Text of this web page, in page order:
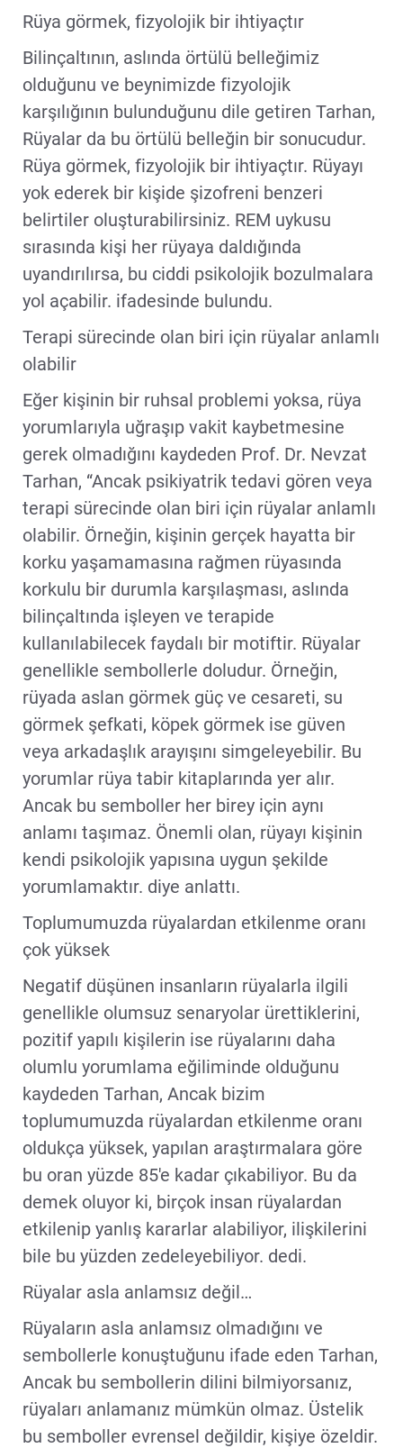
Rüya görmek, fizyolojik bir ihtiyaçtır
Bilinçaltının, aslında örtülü belleğimiz
olduğunu ve beynimizde fizyolojik
karşılığının bulunduğunu dile getiren Tarhan,
Rüyalar da bu örtülü belleğin bir sonucudur.
Rüya görmek, fizyolojik bir ihtiyaçtır. Rüyayı
yok ederek bir kişide şizofreni benzeri
belirtiler oluşturabilirsiniz. REM uykusu
sırasında kişi her rüyaya daldığında
uyandırılırsa, bu ciddi psikolojik bozulmalara
yol açabilir. ifadesinde bulundu.
Terapi sürecinde olan biri için rüyalar anlamlı
olabilir
Eğer kişinin bir ruhsal problemi yoksa, rüya
yorumlarıyla uğraşıp vakit kaybetmesine
gerek olmadığını kaydeden Prof. Dr. Nevzat
Tarhan, “Ancak psikiyatrik tedavi gören veya
terapi sürecinde olan biri için rüyalar anlamlı
olabilir. Örneğin, kişinin gerçek hayatta bir
korku yaşamamasına rağmen rüyasında
korkulu bir durumla karşılaşması, aslında
bilinçaltında işleyen ve terapide
kullanılabilecek faydalı bir motiftir. Rüyalar
genellikle sembollerle doludur. Örneğin,
rüyada aslan görmek güç ve cesareti, su
görmek şefkati, köpek görmek ise güven
veya arkadaşlık arayışını simgeleyebilir. Bu
yorumlar rüya tabir kitaplarında yer alır.
Ancak bu semboller her birey için aynı
anlamı taşımaz. Önemli olan, rüyayı kişinin
kendi psikolojik yapısına uygun şekilde
yorumlamaktır. diye anlattı.
Toplumumuzda rüyalardan etkilenme oranı
çok yüksek
Negatif düşünen insanların rüyalarla ilgili
genellikle olumsuz senaryolar ürettiklerini,
pozitif yapılı kişilerin ise rüyalarını daha
olumlu yorumlama eğiliminde olduğunu
kaydeden Tarhan, Ancak bizim
toplumumuzda rüyalardan etkilenme oranı
oldukça yüksek, yapılan araştırmalara göre
bu oran yüzde 85'e kadar çıkabiliyor. Bu da
demek oluyor ki, birçok insan rüyalardan
etkilenip yanlış kararlar alabiliyor, ilişkilerini
bile bu yüzden zedeleyebiliyor. dedi.
Rüyalar asla anlamsız değil…
Rüyaların asla anlamsız olmadığını ve
sembollerle konuştuğunu ifade eden Tarhan,
Ancak bu sembollerin dilini bilmiyorsanız,
rüyaları anlamanız mümkün olmaz. Üstelik
bu semboller evrensel değildir, kişiye özeldir.